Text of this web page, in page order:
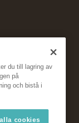
du till lagring av
på
och bistå i
cookies